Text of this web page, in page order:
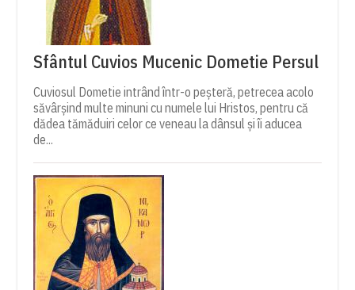
Sfântul Cuvios Mucenic Dometie Persul
Cuviosul Dometie intrând într-o peșteră, petrecea acolo
săvârșind multe minuni cu numele lui Hristos, pentru că
dădea tămăduiri celor ce veneau la dânsul și îi aducea
de...